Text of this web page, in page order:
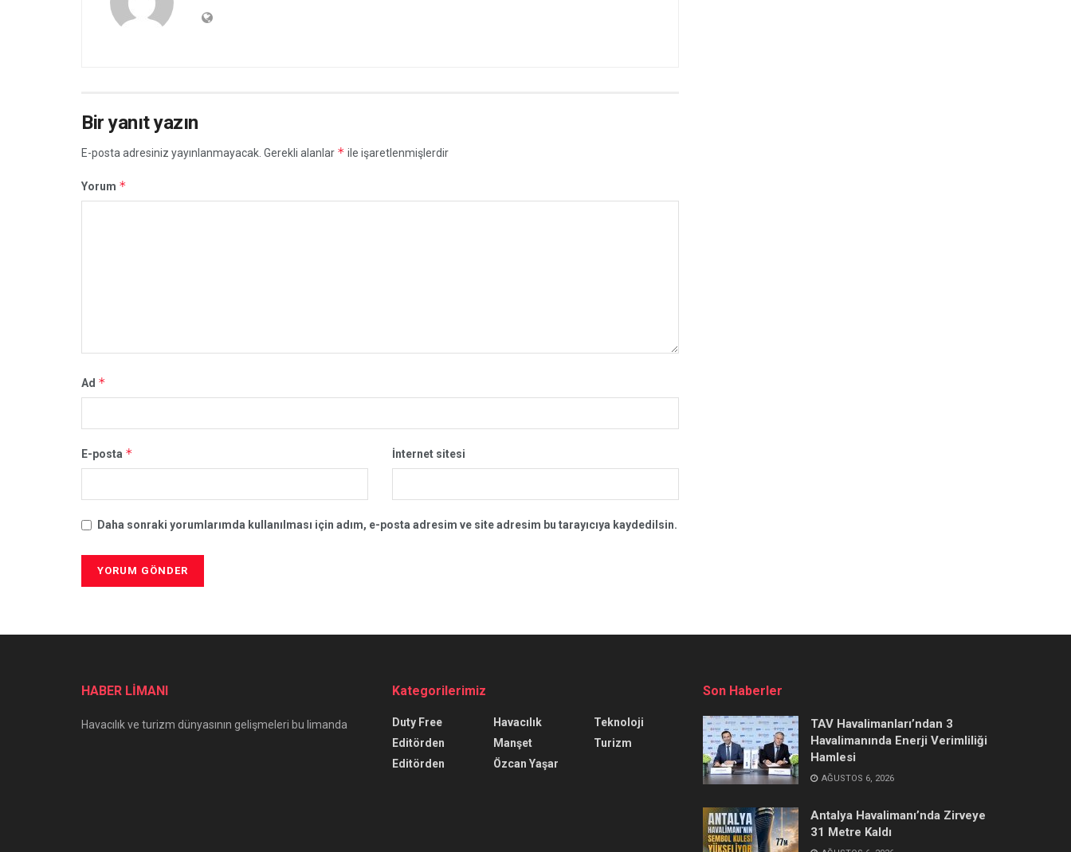
Bir yanıt yazın
E-posta adresiniz yayınlanmayacak. Gerekli alanlar * ile işaretlenmişlerdir
Yorum *
Ad *
E-posta * İnternet sitesi
Daha sonraki yorumlarımda kullanılması için adım, e-posta adresim ve site adresim bu tarayıcıya kaydedilsin.
HABER LİMANI
Havacılık ve turizm dünyasının gelişmeleri bu limanda
Kategorilerimiz
Duty Free
Editörden
Editörden
Havacılık
Manşet
Özcan Yaşar
Teknoloji
Turizm
Son Haberler
TAV Havalimanları’ndan 3
Havalimanında Enerji Verimliliği
Hamlesi
AĞUSTOS 6, 2026
Antalya Havalimanı’nda Zirveye
31 Metre Kaldı